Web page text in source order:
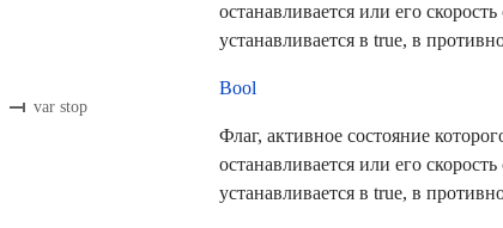
останавливается или его
устанавливается в true, в
var stop
Bool
Флаг, активное состояние
останавливается или его
устанавливается в true, в